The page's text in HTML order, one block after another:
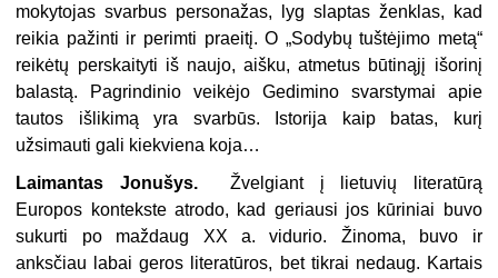
mokytojas svarbus personažas, lyg slaptas ženklas, kad
reikia pažinti ir perimti praeitį. O „Sodybų tuštėjimo metą“
reikėtų perskaityti iš naujo, aišku, atmetus būtinąjį išorinį
balastą. Pagrindinio veikėjo Gedimino svarstymai apie
tautos išlikimą yra svarbūs. Istorija kaip batas, kurį
užsimauti gali kiekviena koja…
Laimantas Jonušys.
Žvelgiant į lietuvių literatūrą
Europos kontekste atrodo, kad geriausi jos kūriniai buvo
sukurti po maždaug XX a. vidurio. Žinoma, buvo ir
anksčiau labai geros literatūros, bet tikrai nedaug. Kartais